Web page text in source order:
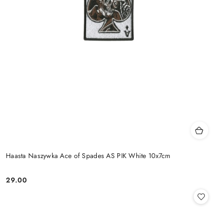
Haasta Naszywka Ace of Spades AS PIK White 10x7cm
Cena:
29.00